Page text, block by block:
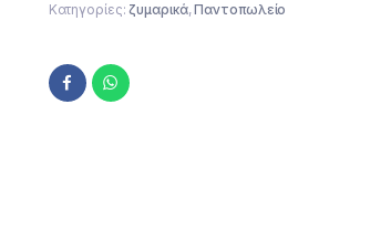
Κατηγορίες:ζυμαρικά,Παντοπωλείο